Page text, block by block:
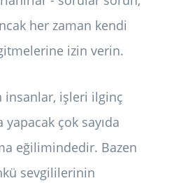
her zaman kendi
izin verin.
insanlar, işleri ilginç
yapacak çok sayıda
eğilimindedir. Bazen
sevgililerinin